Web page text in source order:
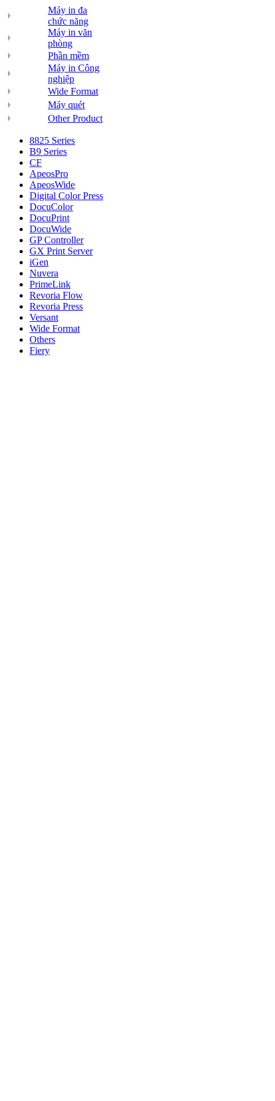
Máy in đa
chức năng
Máy in văn
phòng
Phần mềm
Máy in Công
nghiệp
Wide Format
Máy quét
Other Product
8825 Series
B9 Series
CF
ApeosPro
ApeosWide
Digital Color Press
DocuColor
DocuPrint
DocuWide
GP Controller
GX Print Server
iGen
Nuvera
PrimeLink
Revoria Flow
Revoria Press
Versant
Wide Format
Others
Fiery